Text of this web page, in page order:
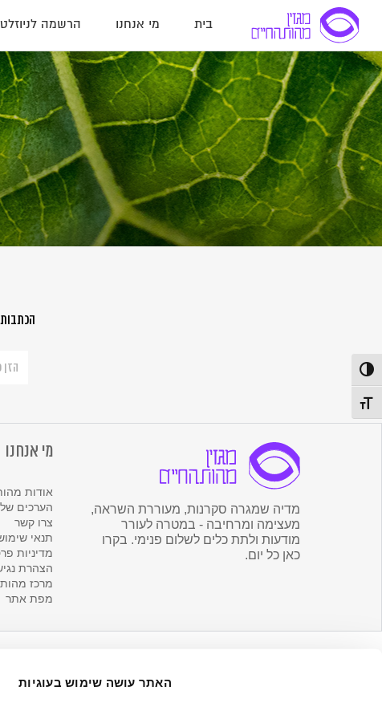
האתר עושה שימוש בעוגיות
הפעל/כבה ניגודיות גבוהה
מתג גודל גופן
בית מי אנחנו הרשמה
מדיה שמגרה סקרנות, מעוררת השראה,
מעצימה ומרחיבה - במטרה לעורר
מודעות ולתת כלים לשלום פנימי. בקרו
כאן כל יום.
מי אנחנו
אודות
הערכים
צרו קשר
תנאי
מדיניות
הצהרת
מרכז
מפת אתר